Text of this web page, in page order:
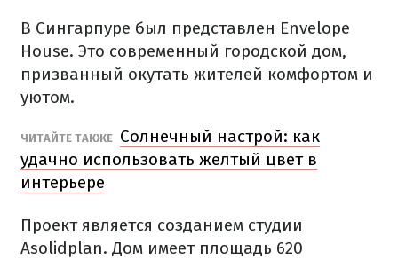
В Сингарпуре был представлен Envelope
House. Это современный городской дом,
призванный окутать жителей комфортом и
уютом.
ЧИТАЙТЕ ТАКЖЕ Солнечный настрой: как
удачно использовать желтый цвет в
интерьере
Проект является созданием студии
Asolidplan. Дом имеет площадь 620